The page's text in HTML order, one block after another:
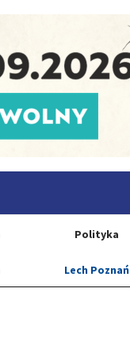
Polityka
Lech Poznań